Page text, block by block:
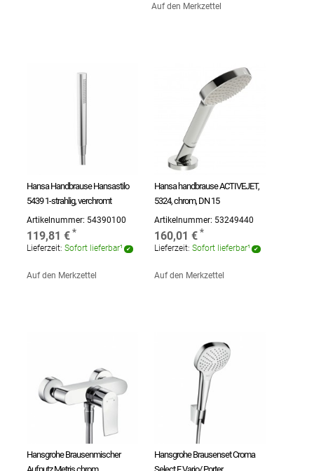
Auf den Merkzettel
Hansa Handbrause Hansastilo
5439 1-strahlig, verchromt
Artikelnummer: 54390100
119,81 €
Lieferzeit: Sofort lieferbar¹
Auf den Merkzettel
Hansa handbrause ACTIVEJET,
5324, chrom, DN 15
Artikelnummer: 53249440
160,01 €
Lieferzeit: Sofort lieferbar¹
Auf den Merkzettel
Hansgrohe Brausenmischer
Hansgrohe Brausenset Croma